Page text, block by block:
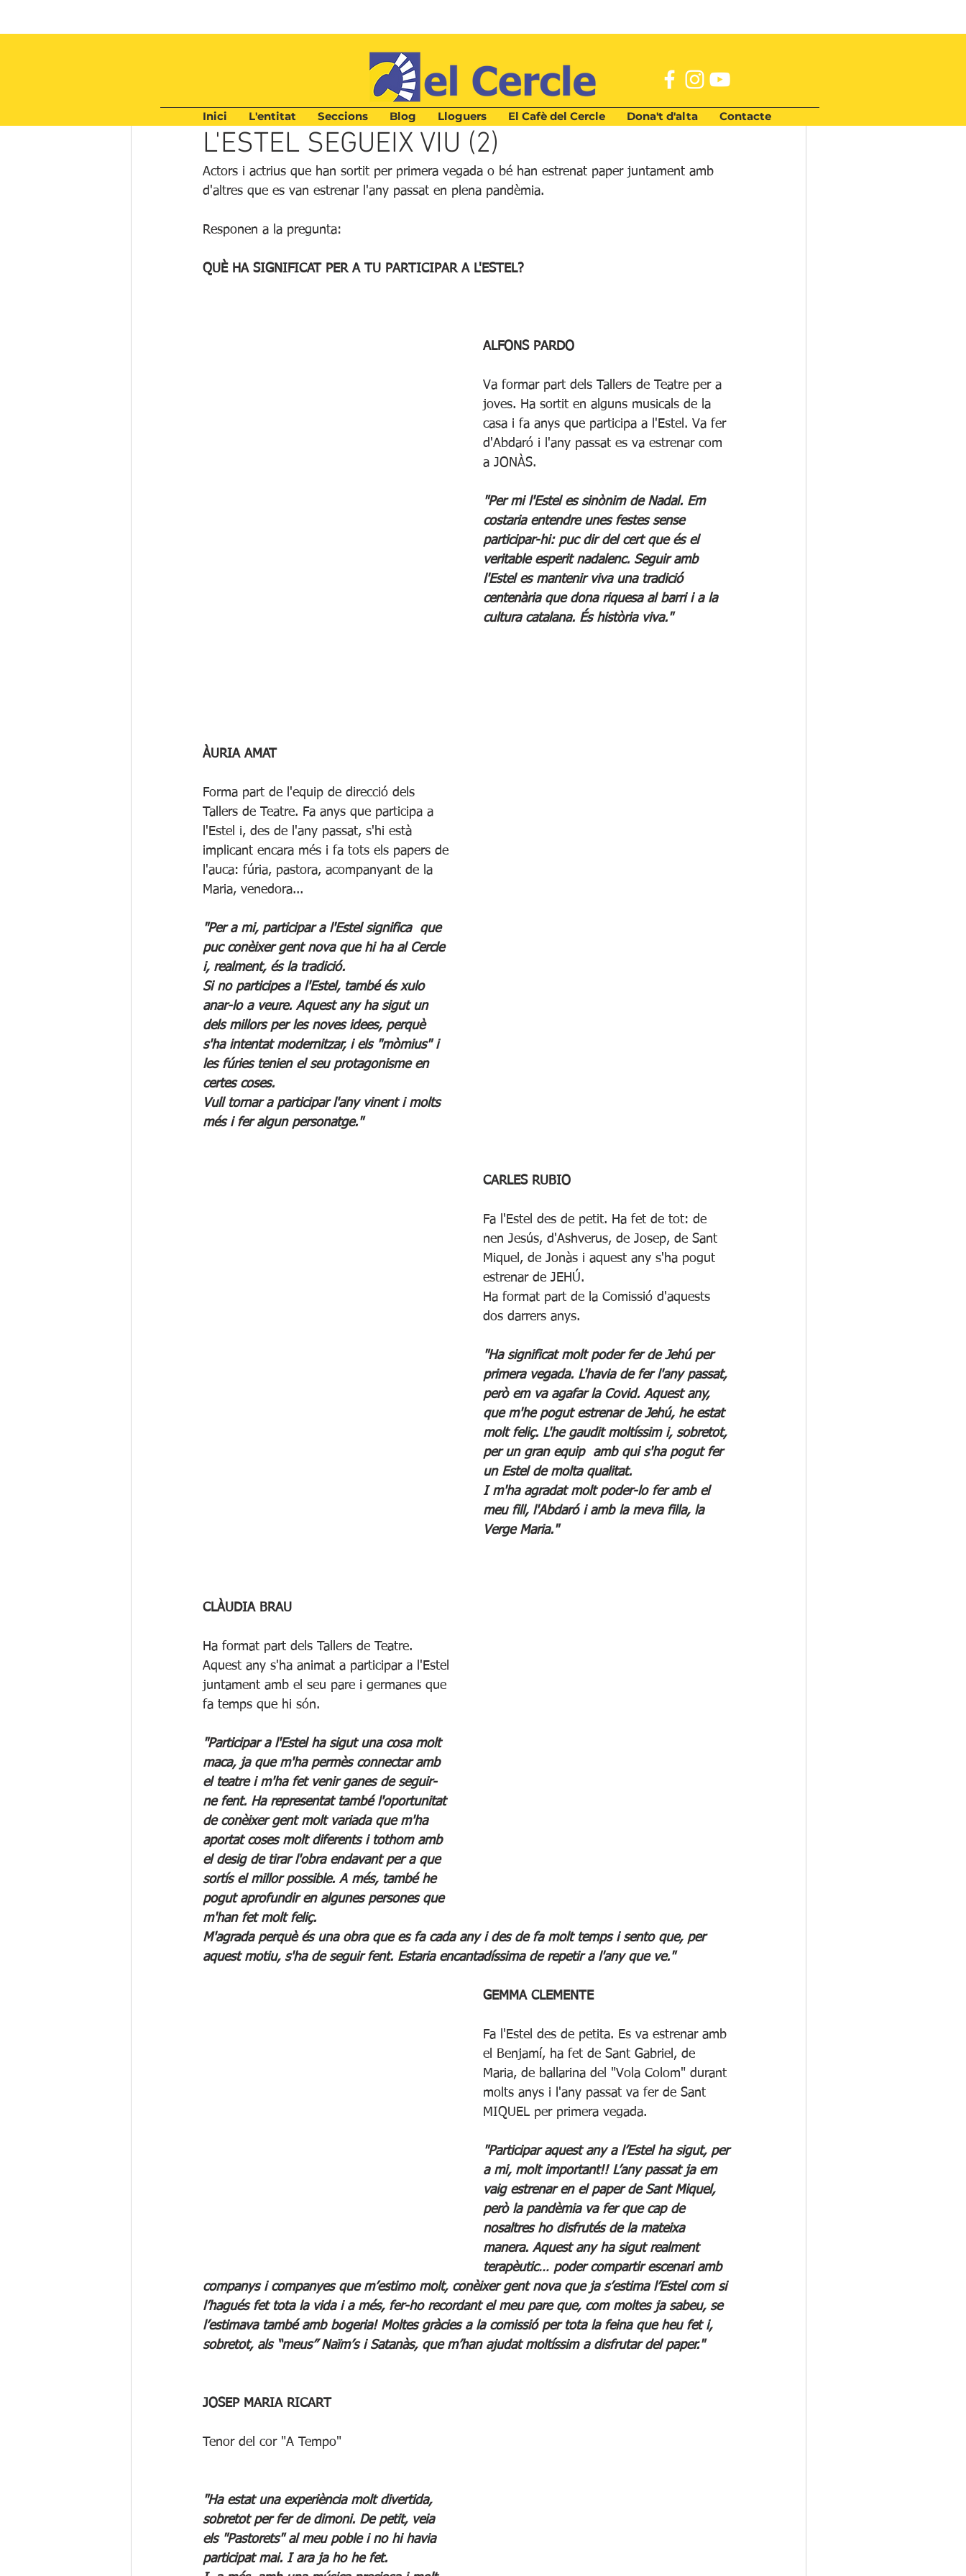
L'ESTEL SEGUEIX VIU (2)
19 ene 2023 6 min de lectura
Actors i actrius que han sortit per primera vegada o bé han estrenat paper juntament amb
d'altres que es van estrenar l'any passat en plena pandèmia.
Responen a la pregunta:
QUÈ HA SIGNIFICAT PER A TU PARTICIPAR A L'ESTEL?
ALFONS PARDO
Va formar part dels Tallers de Teatre per a
joves. Ha sortit en alguns musicals de la
casa i fa anys que participa a l'Estel. Va fer
d'Abdaró i l'any passat es va estrenar com
a JONÀS.
"Per mi l'Estel es sinònim de Nadal. Em
costaria entendre unes festes sense
participar-hi: puc dir del cert que és el
veritable esperit nadalenc. Seguir amb
l'Estel es mantenir viva una tradició
centenària que dona riquesa al barri i a la
cultura catalana. És història viva."
ÀURIA AMAT
Forma part de l'equip de direcció dels
Tallers de Teatre. Fa anys que participa a
l'Estel i, des de l'any passat, s'hi està
implicant encara més i fa tots els papers de
l'auca: fúria, pastora, acompanyant de la
Maria, venedora...
"Per a mi, participar a l'Estel significa  que
puc conèixer gent nova que hi ha al Cercle
i, realment, és la tradició.
Si no participes a l'Estel, també és xulo
anar-lo a veure. Aquest any ha sigut un
dels millors per les noves idees, perquè
s'ha intentat modernitzar, i els "mòmius" i
les fúries tenien el seu protagonisme en
certes coses.
Vull tornar a participar l'any vinent i molts
més i fer algun personatge."
CARLES RUBIO
Fa l'Estel des de petit. Ha fet de tot: de
nen Jesús, d'Ashverus, de Josep, de Sant
Miquel, de Jonàs i aquest any s'ha pogut
estrenar de JEHÚ.
Ha format part de la Comissió d'aquests
dos darrers anys.
"Ha significat molt poder fer de Jehú per
primera vegada. L'havia de fer l'any passat,
però em va agafar la Covid. Aquest any,
que m'he pogut estrenar de Jehú, he estat
molt feliç. L'he gaudit moltíssim i, sobretot,
per un gran equip  amb qui s'ha pogut fer
un Estel de molta qualitat.
I m'ha agradat molt poder-lo fer amb el
meu fill, l'Abdaró i amb la meva filla, la
Verge Maria."
CLÀUDIA BRAU
Ha format part dels Tallers de Teatre.
Aquest any s'ha animat a participar a l'Estel
juntament amb el seu pare i germanes que
fa temps que hi són.
"Participar a l'Estel ha sigut una cosa molt
maca, ja que m'ha permès connectar amb
el teatre i m'ha fet venir ganes de seguir-
ne fent. Ha representat també l'oportunitat
de conèixer gent molt variada que m'ha
aportat coses molt diferents i tothom amb
el desig de tirar l'obra endavant per a que
sortís el millor possible. A més, també he
pogut aprofundir en algunes persones que
m'han fet molt feliç.
M'agrada perquè és una obra que es fa cada any i des de fa molt temps i sento que, per
aquest motiu, s'ha de seguir fent. Estaria encantadíssima de repetir a l'any que ve."
GEMMA CLEMENTE
Fa l'Estel des de petita. Es va estrenar amb
el Benjamí, ha fet de Sant Gabriel, de
Maria, de ballarina del "Vola Colom" durant
molts anys i l'any passat va fer de Sant
MIQUEL per primera vegada.
"Participar aquest any a l’Estel ha sigut, per
a mi, molt important!! L’any passat ja em
vaig estrenar en el paper de Sant Miquel,
però la pandèmia va fer que cap de
nosaltres ho disfrutés de la mateixa
manera. Aquest any ha sigut realment
terapèutic… poder compartir escenari amb
companys i companyes que m’estimo molt, conèixer gent nova que ja s’estima l’Estel com si
l’hagués fet tota la vida i a més, fer-ho recordant el meu pare que, com moltes ja sabeu, se
l’estimava també amb bogeria! Moltes gràcies a la comissió per tota la feina que heu fet i,
sobretot, als “meus” Naïm’s i Satanàs, que m’han ajudat moltíssim a disfrutar del paper."
JOSEP MARIA RICART
Tenor del cor "A Tempo"
"Ha estat una experiència molt divertida,
sobretot per fer de dimoni. De petit, veia
els "Pastorets" al meu poble i no hi havia
participat mai. I ara ja ho he fet.
Inici L'entitat Seccions Blog Lloguers El Cafè del Cercle Dona't d'alta Contacte